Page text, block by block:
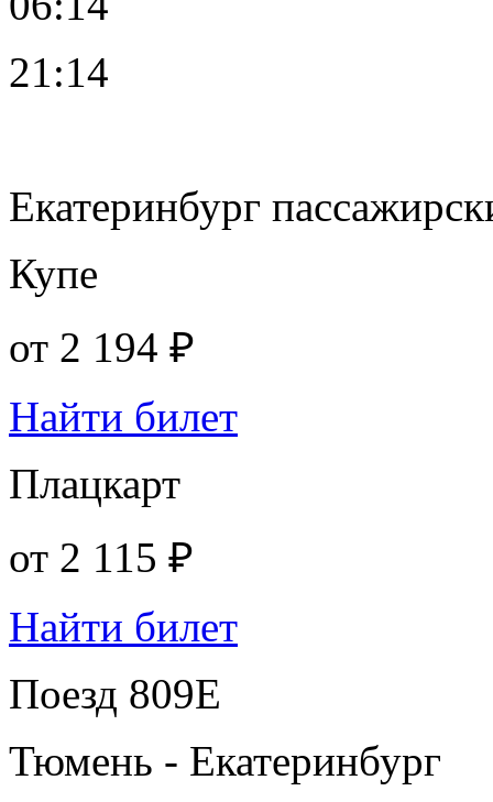
21:14
Екатеринбург
Купе
от 2 194 ₽
Найти билет
Плацкарт
от 2 115 ₽
Найти билет
Поезд 809Е
Тюмень - Екатеринбург